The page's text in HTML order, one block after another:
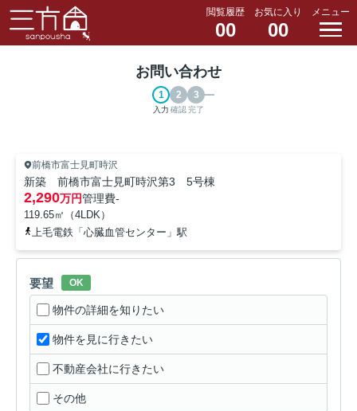
閲覧履歴
00
お気に入り
00
メニュー
お問い合わせ
入力 確認完了
前橋市富士見町時沢
新築 前橋市富士見町時沢第3 5号棟
2,290万円管理費-
119.65㎡（4LDK）
上毛電鉄「心臓血管センター」駅
要望 OK
物件の詳細を知りたい
物件を見に行きたい
不動産会社に行きたい
その他